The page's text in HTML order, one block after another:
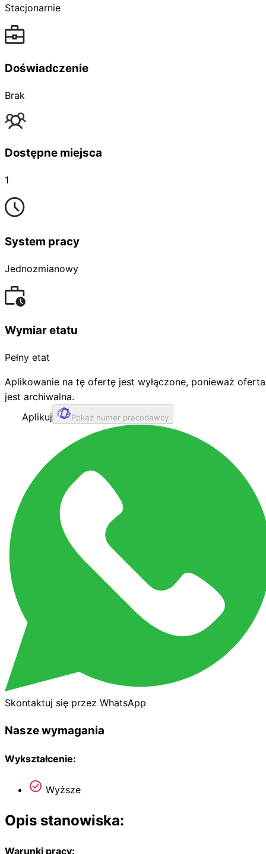
Stacjonarnie
Doświadczenie
Brak
Dostępne miejsca
1
System pracy
Jednozmianowy
Wymiar etatu
Pełny etat
Aplikowanie na tę ofertę jest wyłączone, ponieważ oferta
jest archiwalna.
Aplikuj
Pokaż numer pracodawcy
Skontaktuj się przez WhatsApp
Nasze wymagania
Wykształcenie:
Wyższe
Opis stanowiska:
Warunki pracy: